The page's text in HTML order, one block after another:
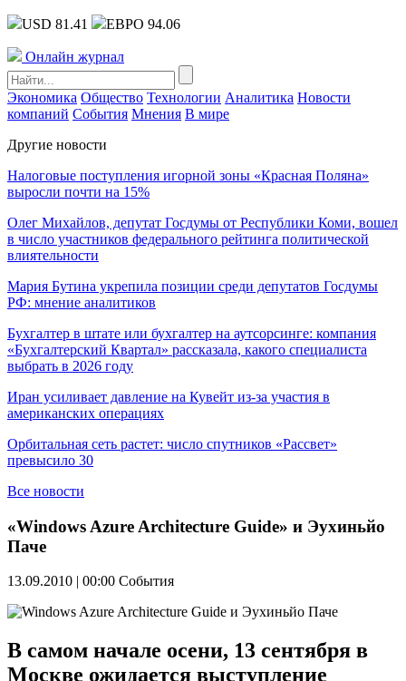
USD 81.41 ЕВРО 94.06
Онлайн журнал
Экономика Общество Технологии Аналитика Новости
компаний События Мнения В мире
Другие новости
Налоговые поступления игорной зоны «Красная Поляна»
выросли почти на 15%
Олег Михайлов, депутат Госдумы от Республики Коми, вошел
в число участников федерального рейтинга политической
влиятельности
Мария Бутина укрепила позиции среди депутатов Госдумы
РФ: мнение аналитиков
Бухгалтер в штате или бухгалтер на аутсорсинге: компания
«Бухгалтерский Квартал» рассказала, какого специалиста
выбрать в 2026 году
Иран усиливает давление на Кувейт из-за участия в
американских операциях
Орбитальная сеть растет: число спутников «Рассвет»
превысило 30
Все новости
«Windows Azure Architecture Guide» и Эухиньйо
Паче
13.09.2010 | 00:00 События
В самом начале осени, 13 сентября в
Москве ожидается выступление